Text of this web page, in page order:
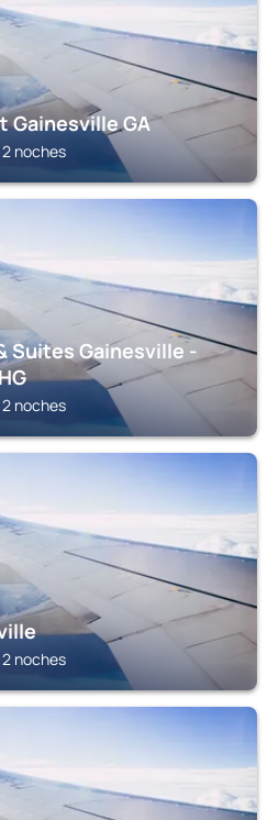
Gainesville GA
noches
Suites Gainesville -
noches
noches